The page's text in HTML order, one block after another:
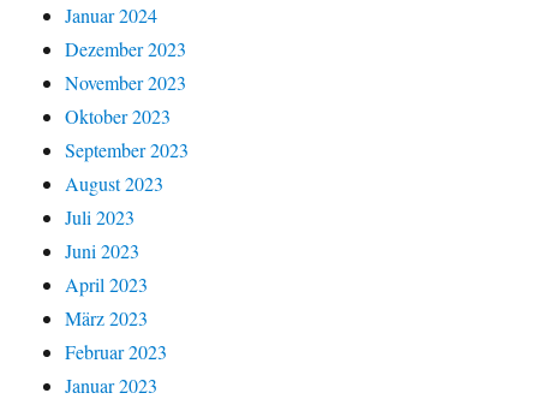
Januar 2024
Dezember 2023
November 2023
Oktober 2023
September 2023
August 2023
Juli 2023
Juni 2023
April 2023
März 2023
Februar 2023
Januar 2023